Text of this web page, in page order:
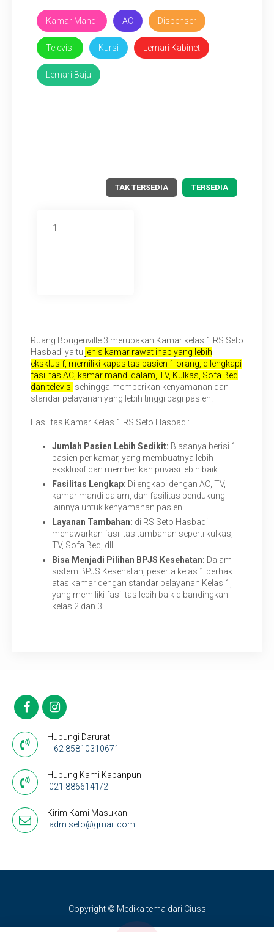
Kamar Mandi AC Dispenser
Televisi Kursi Lemari Kabinet
Lemari Baju
TAK TERSEDIA TERSEDIA
1
Ruang Bougenville 3 merupakan Kamar kelas 1 RS Seto
Hasbadi yaitu jenis kamar rawat inap yang lebih
eksklusif, memiliki kapasitas pasien 1 orang, dilengkapi
fasilitas AC, kamar mandi dalam, TV, Kulkas, Sofa Bed
dan televisi sehingga memberikan kenyamanan dan
standar pelayanan yang lebih tinggi bagi pasien.
Fasilitas Kamar Kelas 1 RS Seto Hasbadi:
Jumlah Pasien Lebih Sedikit: Biasanya berisi 1
pasien per kamar, yang membuatnya lebih
eksklusif dan memberikan privasi lebih baik.
Fasilitas Lengkap: Dilengkapi dengan AC, TV,
kamar mandi dalam, dan fasilitas pendukung
lainnya untuk kenyamanan pasien.
Layanan Tambahan: di RS Seto Hasbadi
menawarkan fasilitas tambahan seperti kulkas,
TV, Sofa Bed, dll
Bisa Menjadi Pilihan BPJS Kesehatan: Dalam
sistem BPJS Kesehatan, peserta kelas 1 berhak
atas kamar dengan standar pelayanan Kelas 1,
yang memiliki fasilitas lebih baik dibandingkan
kelas 2 dan 3.
Hubungi Darurat
+62 85810310671
Hubung Kami Kapanpun
021 8866141/2
Kirim Kami Masukan
adm.seto@gmail.com
Copyright © Medika tema dari Ciuss